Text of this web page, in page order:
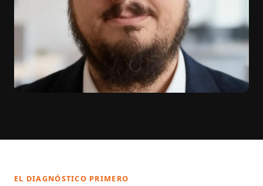
EL DIAGNÓSTICO PRIMERO